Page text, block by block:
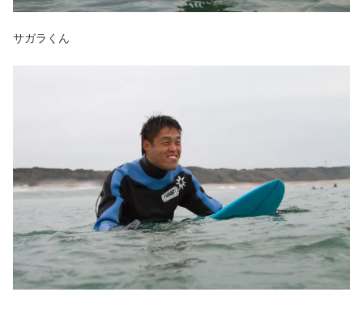
サガラくん